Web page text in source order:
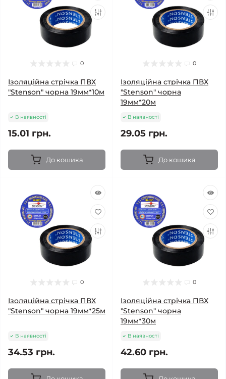
0
Ізоляційна стрічка ПВХ
"Stenson" чорна 19мм*10м
В наявності
15.01 грн.
До кошика
0
Ізоляційна стрічка ПВХ
"Stenson" чорна
19мм*20м
В наявності
29.05 грн.
До кошика
0
Ізоляційна стрічка ПВХ
"Stenson" чорна 19мм*25м
В наявності
34.53 грн.
0
Ізоляційна стрічка ПВХ
"Stenson" чорна
19мм*30м
В наявності
42.60 грн.